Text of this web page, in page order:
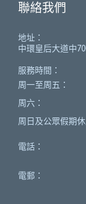
聯絡我們
地址：
中環皇后大道中
服務時間：
周一至周五：
周六：
周日及公眾假期休
電話：
電郵：